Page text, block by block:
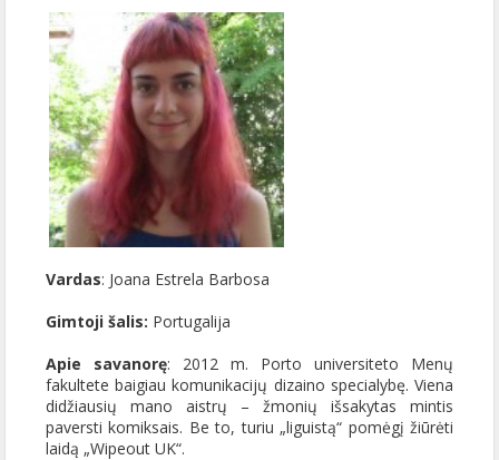
Vardas: Joana Estrela Barbosa
Gimtoji šalis: Portugalija
Apie savanorę: 2012 m. Porto universiteto Menų
fakultete baigiau komunikacijų dizaino specialybę. Viena
didžiausių mano aistrų – žmonių išsakytas mintis
paversti komiksais. Be to, turiu „liguistą“ pomėgį žiūrėti
laidą „Wipeout UK“.